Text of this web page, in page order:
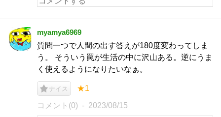
myamya6969
質問一つで人間の出す答えが180度変わってしま
う。 そういう罠が生活の中に沢山ある。逆にうま
く使えるようになりたいなぁ。
ナイス ★1
コメント(0) 2023/08/15